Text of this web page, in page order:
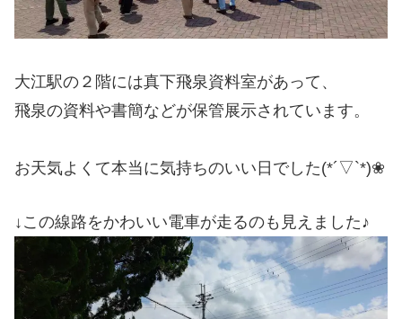
大江駅の２階には真下飛泉資料室があって、
飛泉の資料や書簡などが保管展示されています。
お天気よくて本当に気持ちのいい日でした(*´▽`*)❀
↓この線路をかわいい電車が走るのも見えました♪